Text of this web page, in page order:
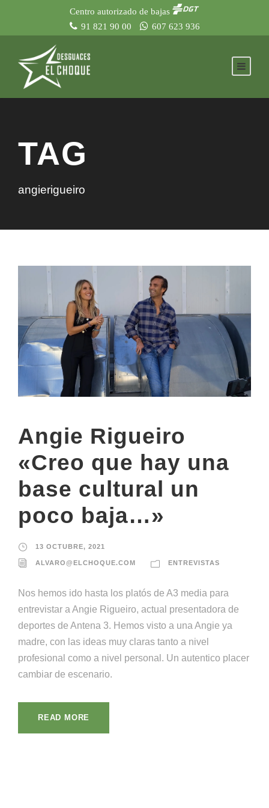
Centro autorizado de bajas
91 821 90 00
607 623 936
TAG
angierigueiro
Angie Rigueiro
«Creo que hay una
base cultural un
poco baja…»
13 OCTUBRE, 2021
ALVARO@ELCHOQUE.COM ENTREVISTAS
Nos hemos ido hasta los platós de A3 media para
entrevistar a Angie Rigueiro, actual presentadora de
deportes de Antena 3. Hemos visto a una Angie ya
madre, con las ideas muy claras tanto a nivel
profesional como a nivel personal. Un autentico placer
cambiar de escenario.
READ MORE